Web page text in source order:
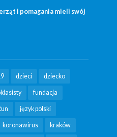
i pomagania mieli swój
dzieci dziecko
fundacja
język polski
koronawirus kraków